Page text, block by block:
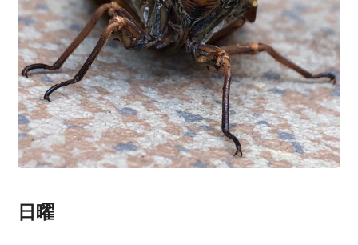
日曜